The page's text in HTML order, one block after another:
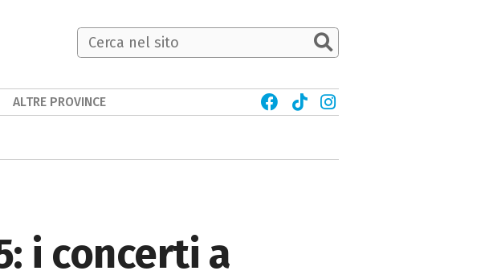
i concerti a
ALTRE PROVINCE